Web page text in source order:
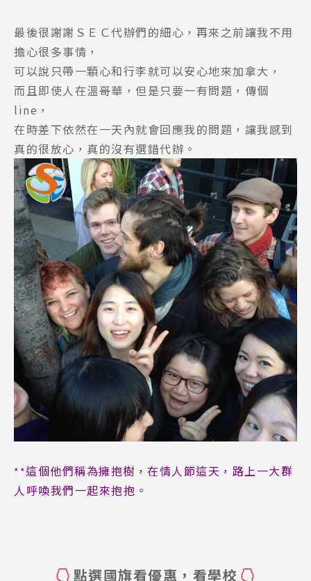
最後很謝謝ＳＥＣ代辦們的細心，再來之前讓我不用
擔心很多事情，
可以說只帶一顆心和行李就可以安心地來加拿大，
而且即使人在溫哥華，但是只要一有問題，傳個
line，
在時差下依然在一天內就會回應我的問題，讓我感到
真的很放心，真的沒有選錯代辦。
**這個他們稱為擁抱樹，在情人節這天，路上一大群
人呼喚我們一起來抱抱。
點選國旗看優惠，看學校